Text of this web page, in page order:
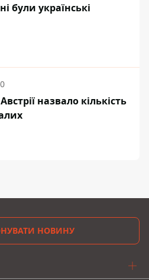
були українські
назвало кількість
НОВИНУ